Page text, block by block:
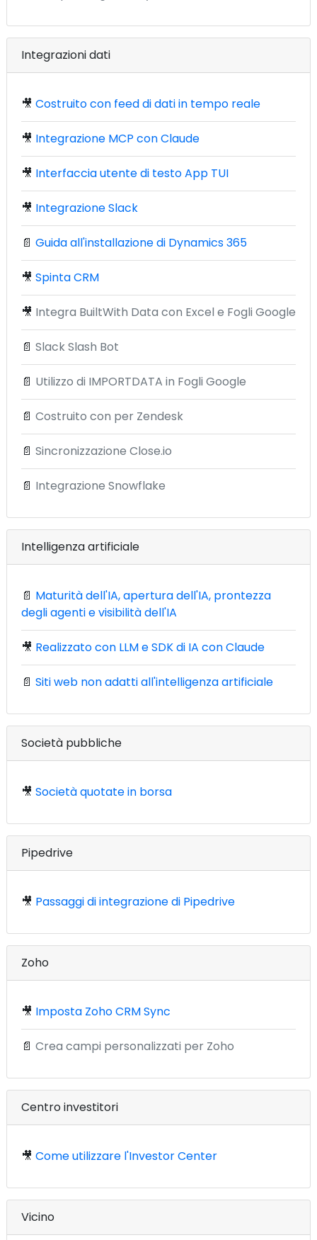
Integrazioni dati
🎥 Costruito con feed di dati in tempo reale
🎥 Integrazione MCP con Claude
🎥 Interfaccia utente di testo App TUI
🎥 Integrazione Slack
📄 Guida all'installazione di Dynamics 365
🎥 Spinta CRM
🎥 Integra BuiltWith Data con Excel e Fogli Google
📄 Slack Slash Bot
📄 Utilizzo di IMPORTDATA in Fogli Google
📄 Costruito con per Zendesk
📄 Sincronizzazione Close.io
📄 Integrazione Snowflake
Intelligenza artificiale
📄 Maturità dell'IA, apertura dell'IA, prontezza
degli agenti e visibilità dell'IA
🎥 Realizzato con LLM e SDK di IA con Claude
📄 Siti web non adatti all'intelligenza artificiale
Società pubbliche
🎥 Società quotate in borsa
Pipedrive
🎥 Passaggi di integrazione di Pipedrive
Zoho
🎥 Imposta Zoho CRM Sync
📄 Crea campi personalizzati per Zoho
Centro investitori
🎥 Come utilizzare l'Investor Center
Vicino